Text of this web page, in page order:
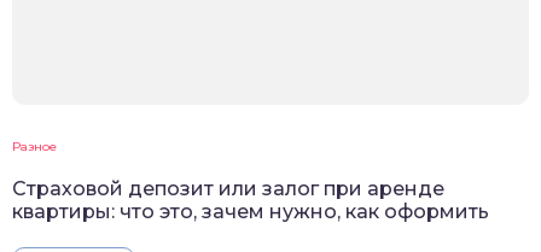
Разное
Cтраховой депозит или залог при аренде
квартиры: что это, зачем нужно, как оформить